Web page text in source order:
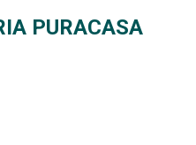
PURACASA